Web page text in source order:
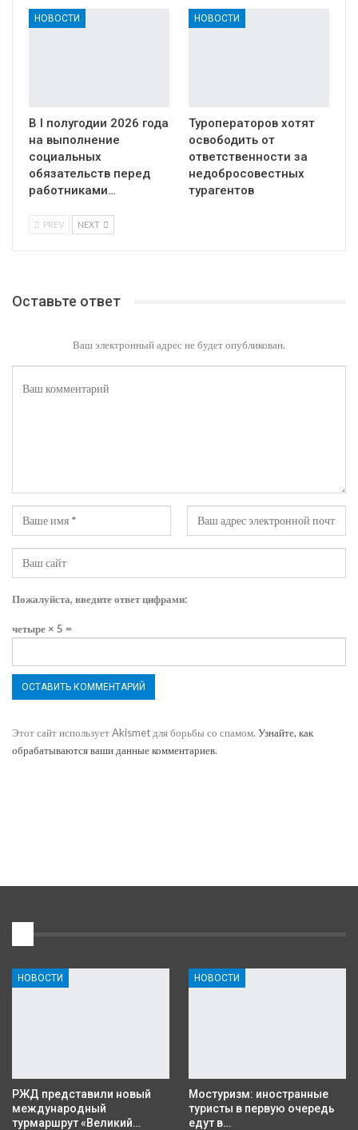
НОВОСТИ
В I полугодии 2026 года
на выполнение
социальных
обязательств перед
работниками…
НОВОСТИ
Туроператоров хотят
освободить от
ответственности за
недобросовестных
турагентов
PREV NEXT
Оставьте ответ
Ваш электронный адрес не будет опубликован.
Пожалуйста, введите ответ цифрами:
четыре × 5 =
Этот сайт использует Akismet для борьбы со спамом. Узнайте, как
обрабатываются ваши данные комментариев.
НОВОСТИ
РЖД представили новый
международный
турмаршрут «Великий…
НОВОСТИ
Мостуризм: иностранные
туристы в первую очередь
едут в…